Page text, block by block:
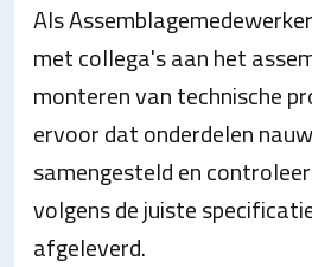
Als
met collega's aan het
monteren van technische
ervoor dat onderdelen
samengesteld en
volgens de juiste
afgeleverd.